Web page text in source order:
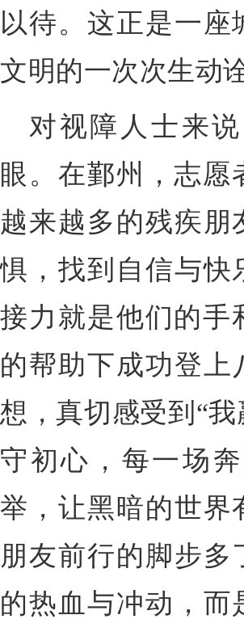
以待。这正是一
文明的一次次生动
对视障人士来
眼。在鄞州，志愿
越来越多的残疾朋
惧，找到自信与快
接力就是他们的手
的帮助下成功登上
想，真切感受到“
守初心，每一场
举，让黑暗的世界
朋友前行的脚步
的热血与冲动，而